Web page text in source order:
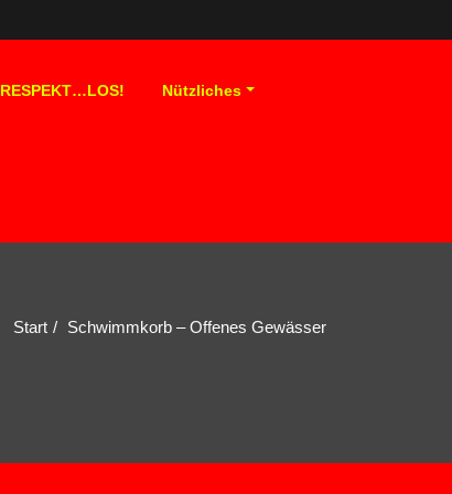
RESPEKT…LOS! Nützliches
Start Schwimmkorb – Offenes Gewässer